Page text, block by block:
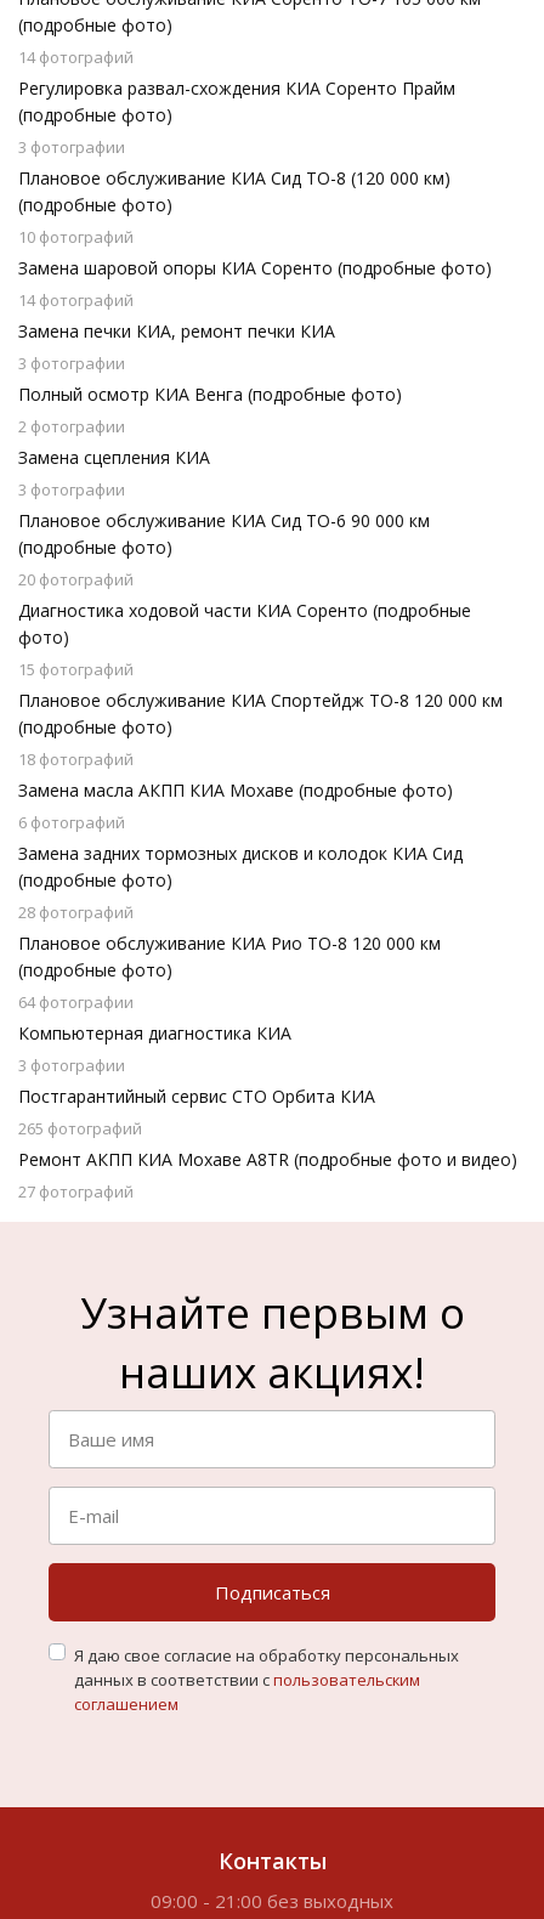
(подробные фото)
14 фотографий
Регулировка развал-схождения КИА Соренто Прайм
(подробные фото)
3 фотографии
Плановое обслуживание КИА Сид ТО-8 (120 000 км)
(подробные фото)
10 фотографий
Замена шаровой опоры КИА Соренто (подробные фото)
14 фотографий
Замена печки КИА, ремонт печки КИА
3 фотографии
Полный осмотр КИА Венга (подробные фото)
2 фотографии
Замена сцепления КИА
3 фотографии
Плановое обслуживание КИА Сид ТО-6 90 000 км
(подробные фото)
20 фотографий
Диагностика ходовой части КИА Соренто (подробные
фото)
15 фотографий
Плановое обслуживание КИА Спортейдж ТО-8 120 000 км
(подробные фото)
18 фотографий
Замена масла АКПП КИА Мохаве (подробные фото)
6 фотографий
Замена задних тормозных дисков и колодок КИА Сид
(подробные фото)
28 фотографий
Плановое обслуживание КИА Рио ТО-8 120 000 км
(подробные фото)
64 фотографии
Компьютерная диагностика КИА
3 фотографии
Постгарантийный сервис СТО Орбита КИА
265 фотографий
Ремонт АКПП КИА Мохаве A8TR (подробные фото и видео)
27 фотографий
Узнайте первым о
наших акциях!
Подписаться
Я даю свое согласие на обработку персональных
данных в соответствии спользовательским
соглашением
Контакты
09:00 - 21:00 без выходных